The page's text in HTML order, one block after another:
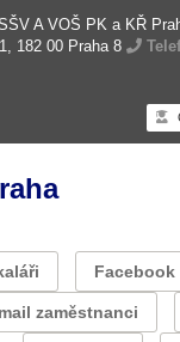
A VOŠ PK a KŘ
182 00 Praha 8
Facebook
zaměstnanci